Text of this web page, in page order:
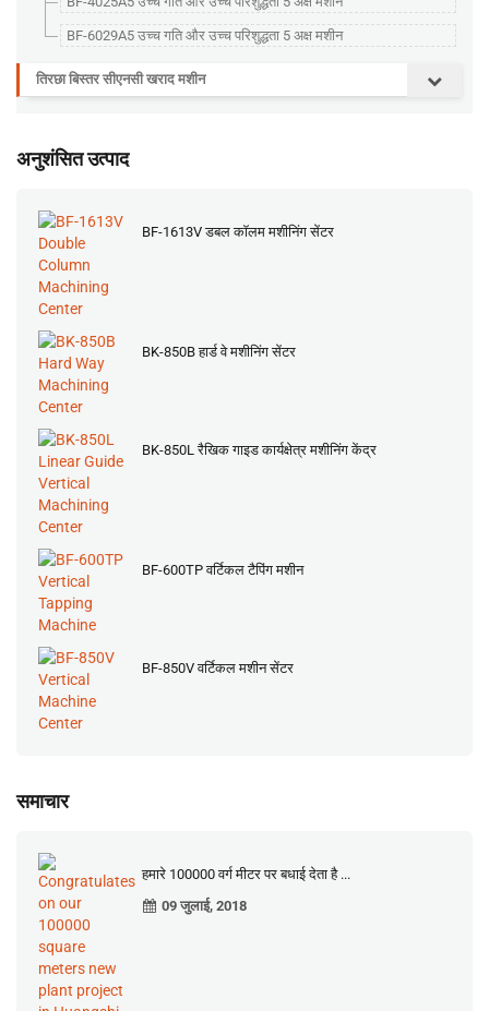
BF-6029A5 उच्च गति और उच्च परिशुद्धता 5 अक्ष मशीन
तिरछा बिस्तर सीएनसी खराद मशीन
अनुशंसित उत्पाद
BF-1613V डबल कॉलम मशीनिंग सेंटर
BK-850B हार्ड वे मशीनिंग सेंटर
BK-850L रैखिक गाइड कार्यक्षेत्र मशीनिंग केंद्र
BF-600TP वर्टिकल टैपिंग मशीन
BF-850V वर्टिकल मशीन सेंटर
समाचार
हमारे 100000 वर्ग मीटर पर बधाई देता है ...
09 जुलाई, 2018